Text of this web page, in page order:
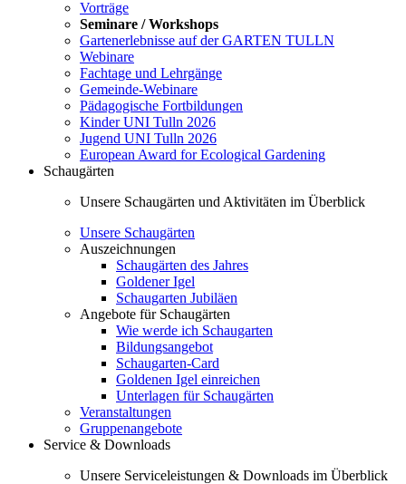
Vorträge
Seminare / Workshops
Gartenerlebnisse auf der GARTEN TULLN
Webinare
Fachtage und Lehrgänge
Gemeinde-Webinare
Pädagogische Fortbildungen
Kinder UNI Tulln 2026
Jugend UNI Tulln 2026
European Award for Ecological Gardening
Schaugärten
Unsere Schaugärten und Aktivitäten im Überblick
Unsere Schaugärten
Auszeichnungen
Schaugärten des Jahres
Goldener Igel
Schaugarten Jubiläen
Angebote für Schaugärten
Wie werde ich Schaugarten
Bildungsangebot
Schaugarten-Card
Goldenen Igel einreichen
Unterlagen für Schaugärten
Veranstaltungen
Gruppenangebote
Service & Downloads
Unsere Serviceleistungen & Downloads im Überblick